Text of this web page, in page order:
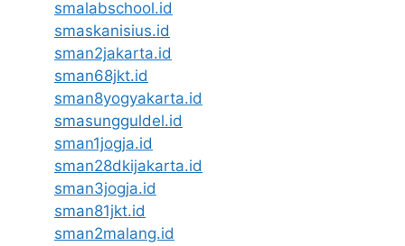
smalabschool.id
smaskanisius.id
sman2jakarta.id
sman68jkt.id
sman8yogyakarta.id
smasungguldel.id
sman1jogja.id
sman28dkijakarta.id
sman3jogja.id
sman81jkt.id
sman2malang.id